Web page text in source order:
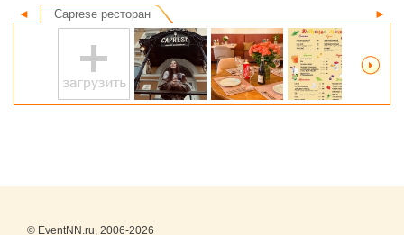
◄ ►
Caprese ресторан
© EventNN.ru, 2006-2026